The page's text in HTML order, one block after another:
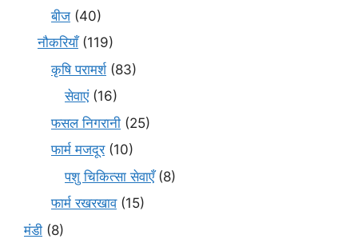
बीज (40)
नौकरियाँ(119)
कृषि परामर्श(83)
सेवाएं(16)
फसल निगरानी (25)
फार्म मजदूर(10)
पशु चिकित्सा सेवाएँ(8)
फार्म रखरखाव(15)
मंडी (8)